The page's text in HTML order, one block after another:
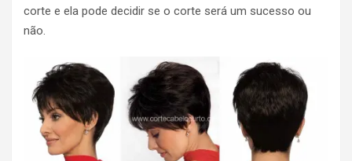
corte e ela pode decidir se o corte será um sucesso ou
não.